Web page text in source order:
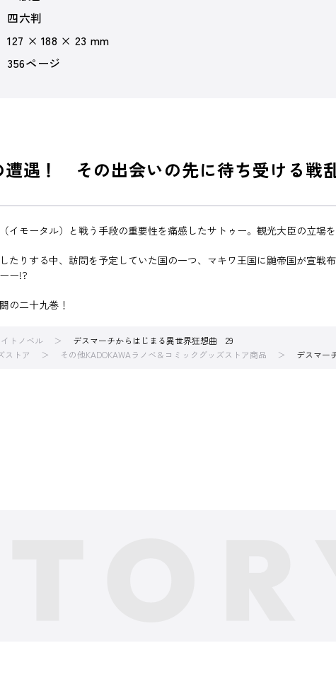
四六判
127 × 188 × 23 mm
356ページ
遇！ その出会いの先に待ち受ける戦
イモータル）と戦う手段の重要性を痛感したサトゥー。観光大臣の立場
たりする中、訪問を予定していた国の一つ、マキワ王国に鼬帝国が宣
ー!?
の二十九巻！
トノベル
デスマーチからはじまる異世界狂想曲 29
ストア その他KADOKAWAラノベ＆コミックグッズストア商品 デスマー